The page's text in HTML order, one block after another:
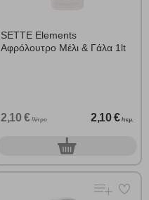
SETTE Elements
Αφρόλουτρο Μέλι & Γάλα 1lt
2,10 € /λίτρο 2,10 € /τεμ.
0τεμ.